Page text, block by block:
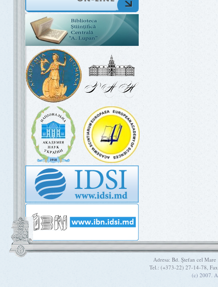
Adresa: Bd. Ştefan cel
Tel.: (+373-22) 27-14-78,
(c) 2007.